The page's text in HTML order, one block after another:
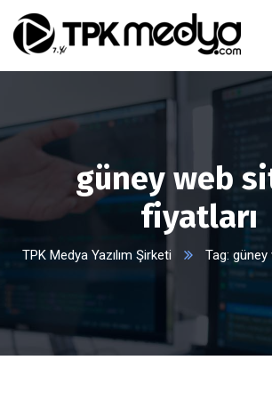
güney web
fiyatları
TPK Medya Yazılım Şirketi Tag: